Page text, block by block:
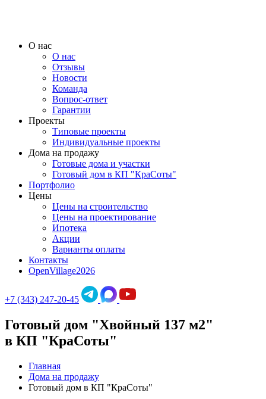
О нас
О нас
Отзывы
Новости
Команда
Вопрос-ответ
Гарантии
Проекты
Типовые проекты
Индивидуальные проекты
Дома на продажу
Готовые дома и участки
Готовый дом в КП "КраСоты"
Портфолио
Цены
Цены на строительство
Цены на проектирование
Ипотека
Акции
Варианты оплаты
Контакты
OpenVillage2026
+7 (343) 247-20-45
Готовый дом "Хвойный 137 м2"
в КП "КраСоты"
Главная
Дома на продажу
Готовый дом в КП "КраСоты"